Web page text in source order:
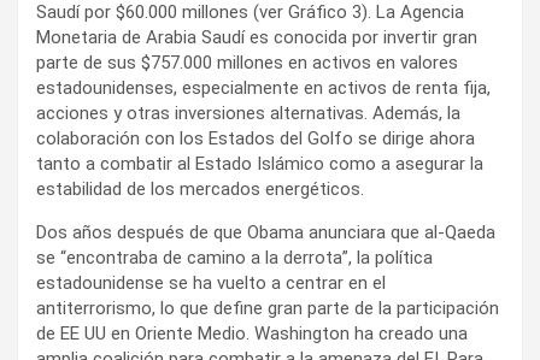
Saudí por $60.000 millones (ver Gráfico 3). La Agencia
Monetaria de Arabia Saudí es conocida por invertir gran
parte de sus $757.000 millones en activos en valores
estadounidenses, especialmente en activos de renta fija,
acciones y otras inversiones alternativas. Además, la
colaboración con los Estados del Golfo se dirige ahora
tanto a combatir al Estado Islámico como a asegurar la
estabilidad de los mercados energéticos.
Dos años después de que Obama anunciara que al-Qaeda
se “encontraba de camino a la derrota”, la política
estadounidense se ha vuelto a centrar en el
antiterrorismo, lo que define gran parte de la participación
de EE UU en Oriente Medio. Washington ha creado una